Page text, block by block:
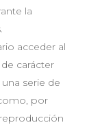
la
acceder al
carácter
serie de
por